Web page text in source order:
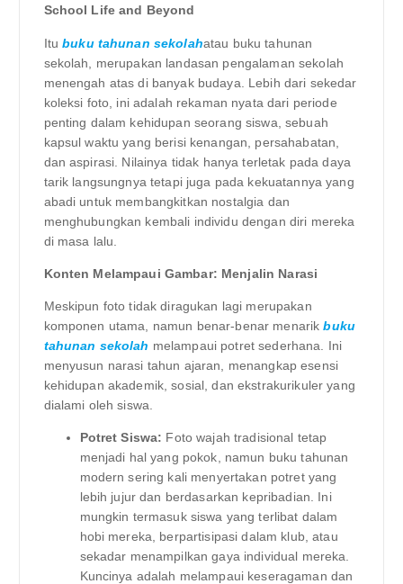
School Life and Beyond
Itubuku tahunan sekolahatau buku tahunan
sekolah, merupakan landasan pengalaman sekolah
menengah atas di banyak budaya. Lebih dari sekedar
koleksi foto, ini adalah rekaman nyata dari periode
penting dalam kehidupan seorang siswa, sebuah
kapsul waktu yang berisi kenangan, persahabatan,
dan aspirasi. Nilainya tidak hanya terletak pada daya
tarik langsungnya tetapi juga pada kekuatannya yang
abadi untuk membangkitkan nostalgia dan
menghubungkan kembali individu dengan diri mereka
di masa lalu.
Konten Melampaui Gambar: Menjalin Narasi
Meskipun foto tidak diragukan lagi merupakan
komponen utama, namun benar-benar menarikbuku
tahunan sekolah melampaui potret sederhana. Ini
menyusun narasi tahun ajaran, menangkap esensi
kehidupan akademik, sosial, dan ekstrakurikuler yang
dialami oleh siswa.
Potret Siswa: Foto wajah tradisional tetap
menjadi hal yang pokok, namun buku tahunan
modern sering kali menyertakan potret yang
lebih jujur ​​​​dan berdasarkan kepribadian. Ini
mungkin termasuk siswa yang terlibat dalam
hobi mereka, berpartisipasi dalam klub, atau
sekadar menampilkan gaya individual mereka.
Kuncinya adalah melampaui keseragaman dan